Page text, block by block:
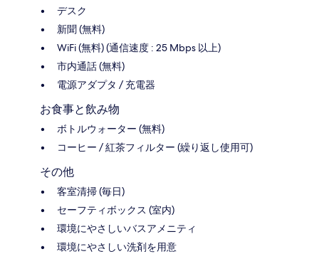
デスク
新聞 (無料)
WiFi (無料) (通信速度 : 25 Mbps 以上)
市内通話 (無料)
電源アダプタ / 充電器
お食事と飲み物
ボトルウォーター (無料)
コーヒー / 紅茶フィルター (繰り返し使用可)
その他
客室清掃 (毎日)
セーフティボックス (室内)
環境にやさしいバスアメニティ
環境にやさしい洗剤を用意